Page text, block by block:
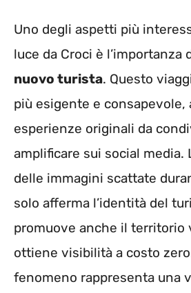
Uno degli aspetti più
luce da Croci è l’importanza
nuovo turista. Questo
più esigente e consapevole,
esperienze originali da
amplificare sui social media.
delle immagini scattate
solo afferma l’identità del
promuove anche il territorio
ottiene visibilità a costo
fenomeno rappresenta una